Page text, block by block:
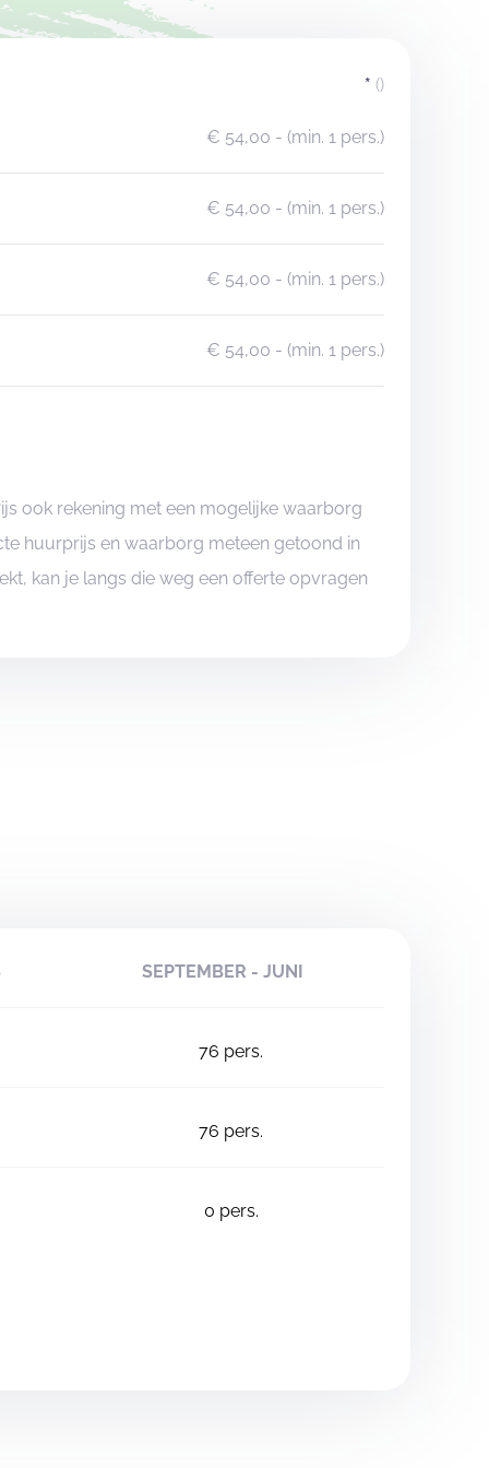
* ()
€ 54,00 - (min. 1 pers.)
€ 54,00 - (min. 1 pers.)
€ 54,00 - (min. 1 pers.)
€ 54,00 - (min. 1 pers.)
ook rekening met een mogelijke waarborg
huurprijs en waarborg meteen getoond in
kan je langs die weg een offerte opvragen
SEPTEMBER - JUNI
76 pers.
76 pers.
0 pers.